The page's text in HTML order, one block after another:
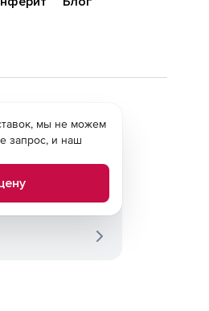
мы не можем
запрос, и наш